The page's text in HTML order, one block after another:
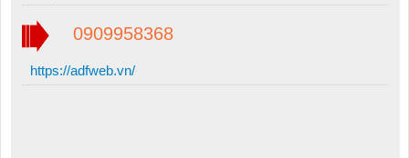
0909958368
https://adfweb.vn/